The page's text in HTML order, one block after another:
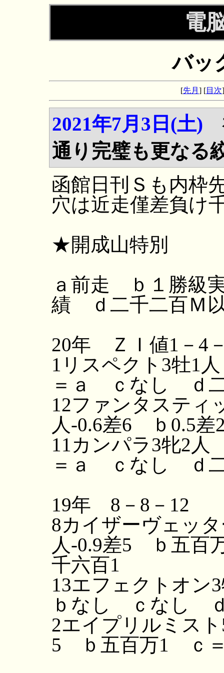
電
バッ
[先月 ] [目次
2021年7月3日(土)
通り完璧も更なる
函館日刊Ｓも内枠
穴は近走僅差負け
★開成山特別
ａ前走 ｂ１勝級
績 ｄ二千二百Ｍ
20年 ＺＩ値1－4
1リスペクト3牡1
＝ａ ｃなし ｄ
12ファンタステ
人-0.6差6 ｂ0.5
11カンパラ3牝2
＝ａ ｃなし ｄ
19年 8－8－12
8カイザーヴェッ
人-0.9差5 ｂ五
千六百1
13エフェクトオ
ｂなし ｃなし
2エイプリルミス
5 ｂ五百万1 ｃ